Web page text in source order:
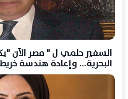
السفير حلمي ل " مصر الآن
البحرية… وإعادة هندسة